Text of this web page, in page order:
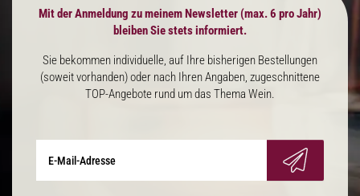
Mit der Anmeldung zu meinem Newsletter (max. 6 pro Jahr)
bleiben Sie stets informiert.
Sie bekommen individuelle, auf Ihre bisherigen Bestellungen
(soweit vorhanden) oder nach Ihren Angaben, zugeschnittene
TOP-Angebote rund um das Thema Wein.